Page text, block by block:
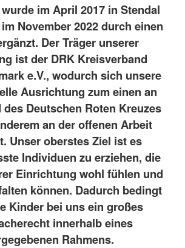
im April 2017 in Stendal
November 2022 durch einen
Der Träger unserer
ist der DRK Kreisverband
e.V., wodurch sich unsere
Ausrichtung zum einen an
Deutschen Roten Kreuzes
an der offenen Arbeit
Unser oberstes Ziel ist es
Individuen zu erziehen, die
Einrichtung wohl fühlen und
können. Dadurch bedingt
Kinder bei uns ein großes
innerhalb eines
Rahmens.